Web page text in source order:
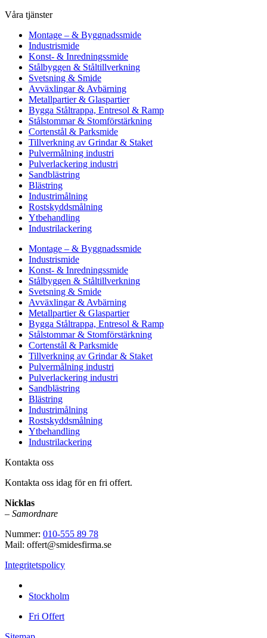
Våra tjänster
Montage – & Byggnadssmide
Industrismide
Konst- & Inredningssmide
Stålbyggen & Ståltillverkning
Svetsning & Smide
Avväxlingar & Avbärning
Metallpartier & Glaspartier
Bygga Ståltrappa, Entresol & Ramp
Stålstommar & Stomförstärkning
Cortenstål & Parksmide
Tillverkning av Grindar & Staket
Pulvermålning industri
Pulverlackering industri
Sandblästring
Blästring
Industrimålning
Rostskyddsmålning
Ytbehandling
Industrilackering
Montage – & Byggnadssmide
Industrismide
Konst- & Inredningssmide
Stålbyggen & Ståltillverkning
Svetsning & Smide
Avväxlingar & Avbärning
Metallpartier & Glaspartier
Bygga Ståltrappa, Entresol & Ramp
Stålstommar & Stomförstärkning
Cortenstål & Parksmide
Tillverkning av Grindar & Staket
Pulvermålning industri
Pulverlackering industri
Sandblästring
Blästring
Industrimålning
Rostskyddsmålning
Ytbehandling
Industrilackering
Kontakta oss
Kontakta oss idag för en fri offert.
Nicklas
– Samordnare
Nummer: 010-555 89 78
Mail: offert@smidesfirma.se
Integritetspolicy
Stockholm
Fri Offert